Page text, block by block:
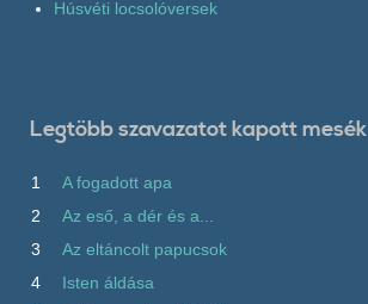
Húsvéti locsolóversek
Legtöbb szavazatot kapott mesék
1
A fogadott apa
2
Az eső, a dér és a...
3
Az eltáncolt papucsok
4
Isten áldása